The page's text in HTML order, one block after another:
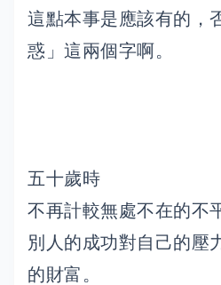
這點本事是應該有的，
惑」這兩個字啊。
五十歲時
不再計較無處不在的不
別人的成功對自己的壓
的財富。